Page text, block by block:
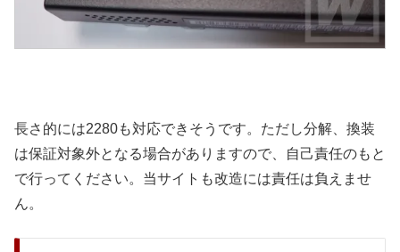
長さ的には2280も対応できそうです。ただし分解、換装
は保証対象外となる場合がありますので、自己責任のもと
で行ってください。当サイトも改造には責任は負えませ
ん。